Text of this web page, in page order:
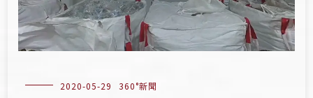
2020-05-29 360°新聞